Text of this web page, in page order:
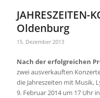
JAHRESZEITEN-
Oldenburg
15. Dezember 2013
Nach der erfolgreichen
zwei ausverkauften
die Jahreszeiten mit Musik,
9. Februar 2014 um 17 Uhr